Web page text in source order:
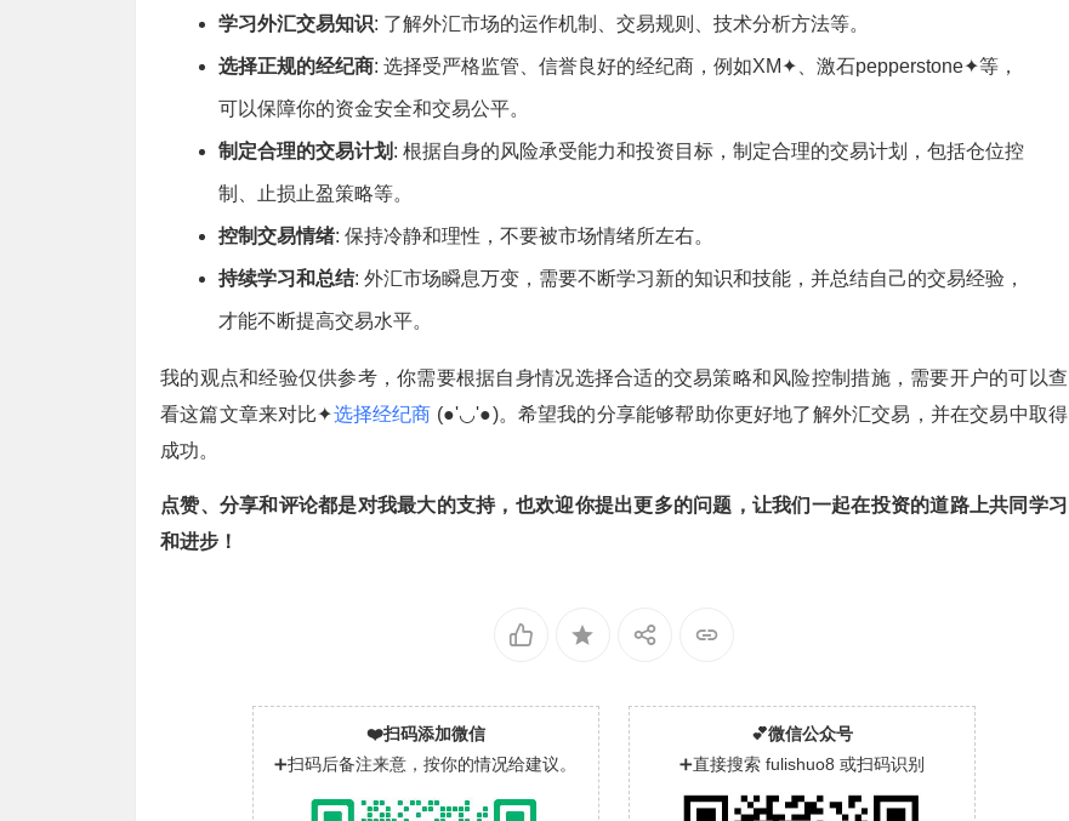
学习外汇交易知识: 了解外汇市场的运作机制、交易规则、技术分析方法等。
选择正规的经纪商: 选择受严格监管、信誉良好的经纪商，例如XM✦、 激石pepperstone✦等，
可以保障你的资金安全和交易公平。
制定合理的交易计划 : 根据自身的风险承受能力和投资目标，制定合理的交易计划，包括仓位控
制、止损止盈策略等。
控制交易情绪: 保持冷静和理性，不要被市场情绪所左右。
持续学习和总结: 外汇市场瞬息万变，需要不断学习新的知识和技能，并总结自己的交易经验，
才能不断提高交易水平。
我的观点和经验仅供参考，你需要根据自身情况选择合适的交易策略和风险控制措施，需要开户的可以查
看这篇文章来对比✦选择经纪商 (●'◡'●)。希望我的分享能够帮助你更好地了解外汇交易，并在交易中取得
成功。
点赞、分享和评论都是对我最大的支持，也欢迎你提出更多的问题，让我们一起在投资的道路上共同学习
和进步！
❤️扫码添加微信
➕扫码后备注来意，按你的情况给建议。
💕微信公众号
➕直接搜索 fulishuo8 或扫码识别